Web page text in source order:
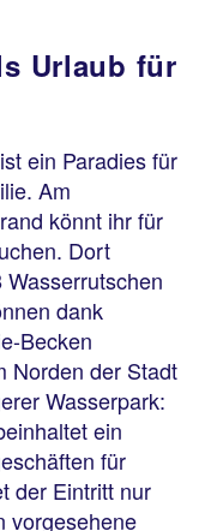
Urlaub für
ein Paradies für
Am
könnt ihr für
Dort
dank
Becken
Norden der Stadt
Wasserpark:
ein
für
der Eintritt nur
vorgesehene